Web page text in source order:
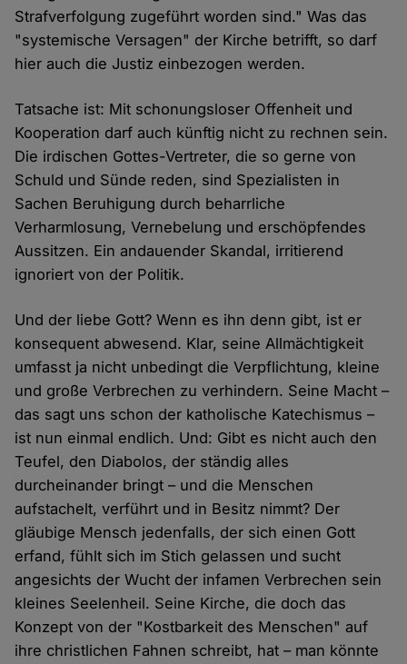
Strafverfolgung zugeführt worden sind." Was das
"systemische Versagen" der Kirche betrifft, so darf
hier auch die Justiz einbezogen werden.
Tatsache ist: Mit schonungsloser Offenheit und
Kooperation darf auch künftig nicht zu rechnen sein.
Die irdischen Gottes-Vertreter, die so gerne von
Schuld und Sünde reden, sind Spezialisten in
Sachen Beruhigung durch beharrliche
Verharmlosung, Vernebelung und erschöpfendes
Aussitzen. Ein andauender Skandal, irritierend
ignoriert von der Politik.
Und der liebe Gott? Wenn es ihn denn gibt, ist er
konsequent abwesend. Klar, seine Allmächtigkeit
umfasst ja nicht unbedingt die Verpflichtung, kleine
und große Verbrechen zu verhindern. Seine Macht –
das sagt uns schon der katholische Katechismus –
ist nun einmal endlich. Und: Gibt es nicht auch den
Teufel, den Diabolos, der ständig alles
durcheinander bringt – und die Menschen
aufstachelt, verführt und in Besitz nimmt? Der
gläubige Mensch jedenfalls, der sich einen Gott
erfand, fühlt sich im Stich gelassen und sucht
angesichts der Wucht der infamen Verbrechen sein
kleines Seelenheil. Seine Kirche, die doch das
Konzept von der "Kostbarkeit des Menschen" auf
ihre christlichen Fahnen schreibt, hat – man könnte